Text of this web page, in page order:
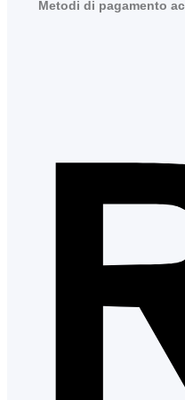
Metodi di pagamento